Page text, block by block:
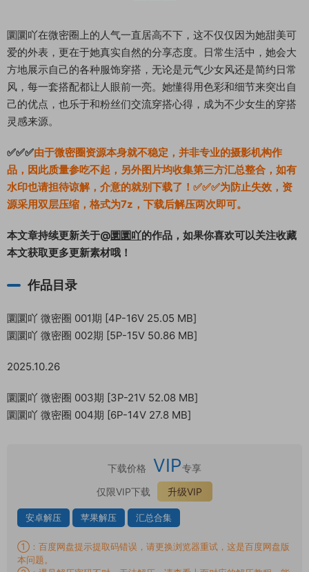
圜圜吖在微密圈上的人气一直居高不下，这不仅仅因为她甜美可
爱的外表，更在于她真实自然的分享态度。日常生活中，她会大
方地展示自己的各种服饰穿搭，无论是元气少女风还是简约日常
风，每一套搭配都让人眼前一亮。她懂得用色彩和细节来突出自
己的优点，也乐于和粉丝们交流穿搭心得，成为不少女生的穿搭
灵感来源。
✅✅✅由于微密圈资源本身就不稳定，并非专业的摄影机构作
品，因此质量参吃不起，另外图片均收集第三方汇总整合，如有
水印也请担待谅解，介意的就别下载了！✅✅✅为防止失效，资
源采用双层压缩，格式为7z，下载后解压两次即可。
本文章持续更新关于@圜圜吖的作品，如果你喜欢可以关注收藏
本文获取更多更新素材哦！
作品目录
圜圜吖 微密圈 001期 [4P-16V 25.05 MB]
圜圜吖 微密圈 002期 [5P-15V 50.86 MB]
2025.10.26
圜圜吖 微密圈 003期 [3P-21V 52.08 MB]
圜圜吖 微密圈 004期 [6P-14V 27.8 MB]
下载价格 VIP专享
仅限VIP下载
升级VIP
安卓解压 苹果解压 汇总合集
①：百度网盘提示提取码错误，请更换浏览器重试，这是百度网盘版
本问题。